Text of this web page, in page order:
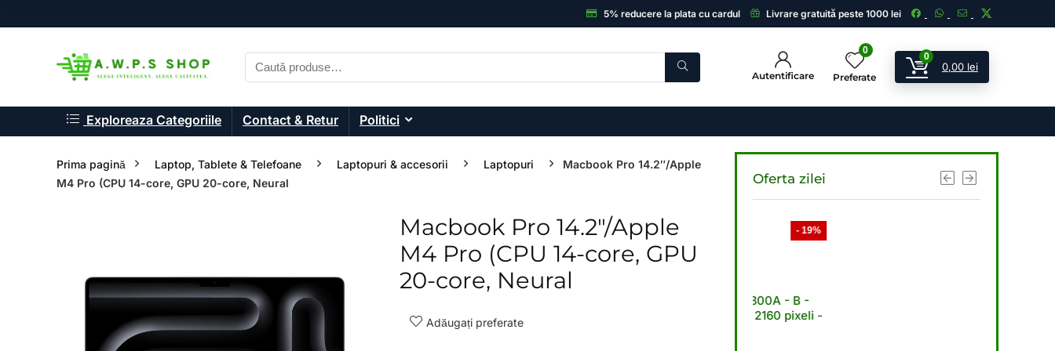
5% reducere la plata cu cardul Livrare gratuită peste 1000 lei
Autentificare
0
Preferate
0
0,00 lei
Exploreaza Categoriile Contact & Retur Politici
Prima pagină Laptop, Tablete & Telefoane Laptopuri & accesorii Laptopuri
Macbook Pro 14.2″/Apple
M4 Pro (CPU 14-core, GPU 20-core, Neural
Macbook Pro 14.2″/Apple
M4 Pro (CPU 14-core, GPU
20-core, Neural
Adăugați preferate
Oferta zilei
- 14%